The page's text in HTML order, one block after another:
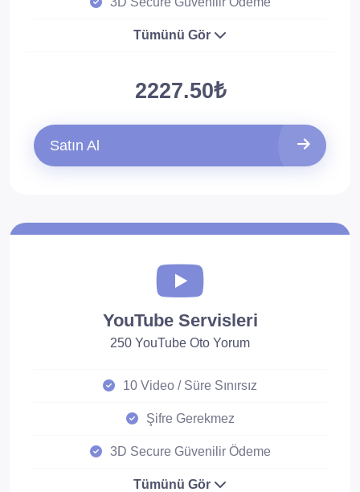
Tümünü Gör
2227.50₺
Satın Al
YouTube Servisleri
250 YouTube Oto Yorum
10 Video / Süre Sınırsız
Şifre Gerekmez
3D Secure Güvenilir Ödeme
Tümünü Gör